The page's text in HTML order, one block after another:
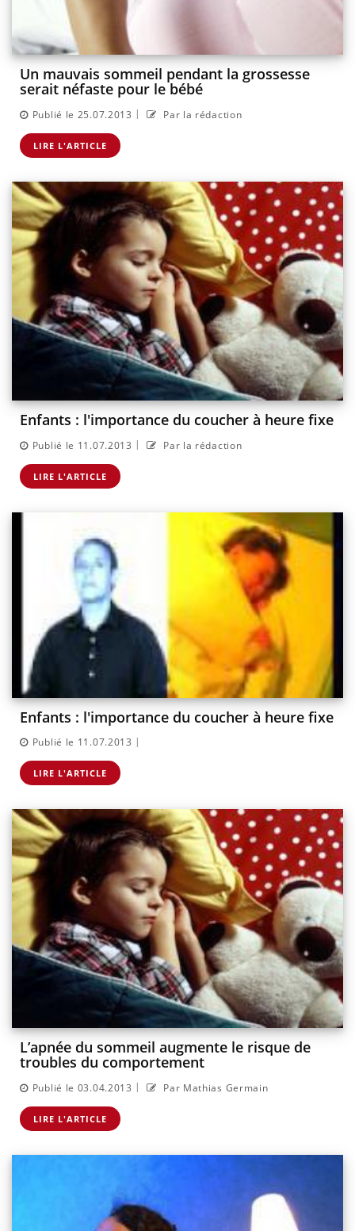
Un mauvais sommeil pendant la grossesse
serait néfaste pour le bébé
Publié le 25.07.2013 | Par la rédaction
LIRE L'ARTICLE
Enfants : l'importance du coucher à heure fixe
Publié le 11.07.2013 | Par la rédaction
LIRE L'ARTICLE
Enfants : l'importance du coucher à heure fixe
Publié le 11.07.2013 |
LIRE L'ARTICLE
L’apnée du sommeil augmente le risque de
troubles du comportement
Publié le 03.04.2013 | Par Mathias Germain
LIRE L'ARTICLE